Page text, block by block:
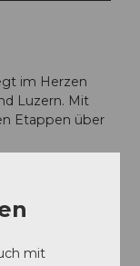
im Herzen
Luzern. Mit
Etappen über
mit